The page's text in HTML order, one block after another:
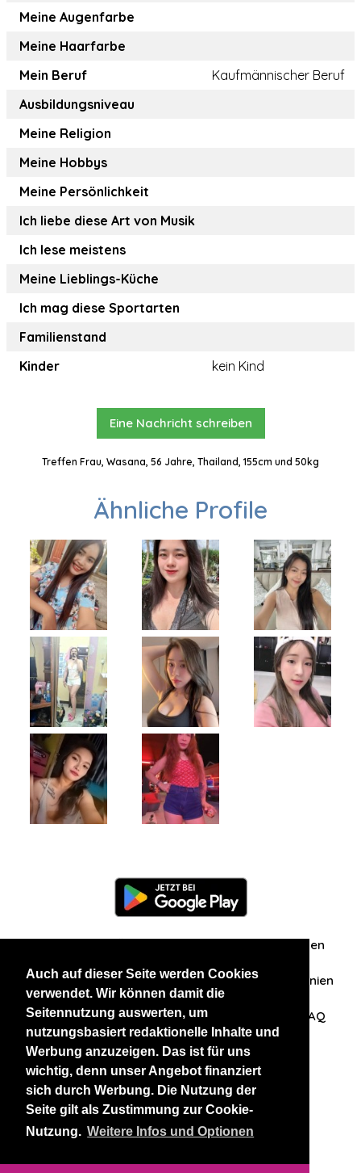
Auch auf dieser Seite werden Cookies
verwendet. Wir können damit die
Seitennutzung auswerten, um
nutzungsbasiert redaktionelle Inhalte und
Werbung anzuzeigen. Das ist für uns
wichtig, denn unser Angebot finanziert
sich durch Werbung. Die Nutzung der
Seite gilt als Zustimmung zur Cookie-
Nutzung. Weitere Infos und Optionen
Meine Augenfarbe
Meine Haarfarbe
Mein Beruf
Kaufmännischer Beruf
Ausbildungsniveau
Meine Religion
Meine Hobbys
Meine Persönlichkeit
Ich liebe diese Art von Musik
Ich lese meistens
Meine Lieblings-Küche
Ich mag diese Sportarten
Familienstand
Kinder
kein Kind
Eine Nachricht schreiben
Treffen Frau, Wasana, 56 Jahre, Thailand, 155cm und 50kg
Ähnliche Profile
Zuschriften/Erfahrungen
Datenschutzerklärung AGB Datenschutzrichtlinien
Nehmen Sie Kontakt mit uns auf FAQ
Unsere anderen Websites
BlackAndBeauties RussianKisses